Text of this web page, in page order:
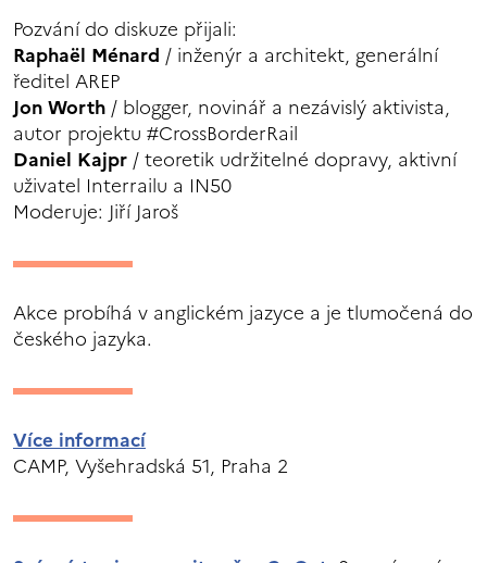
Pozvání do diskuze přijali:
Raphaël Ménard / inženýr a architekt, generální
ředitel AREP
Jon Worth/ blogger, novinář a nezávislý aktivista,
autor projektu #CrossBorderRail
Daniel Kajpr/ teoretik udržitelné dopravy, aktivní
uživatel Interrailu a IN50
Moderuje: Jiří Jaroš
Akce probíhá v anglickém jazyce a je tlumočená do
českého jazyka.
Více informací
CAMP, Vyšehradská 51, Praha 2